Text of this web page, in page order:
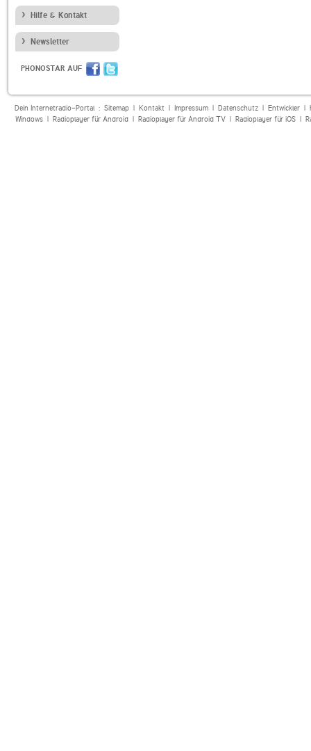
Hilfe & Kontakt
Newsletter
PHONOSTAR AUF
Dein Internetradio-Portal : Sitemap| Kontakt| Impressum| Datenschutz| Entwickler|
Windows| Radioplayer für Android| Radioplayer für Android TV| Radioplayer für iOS|